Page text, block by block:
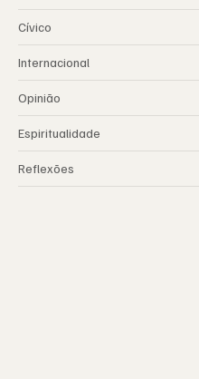
Cívico
Internacional
Opinião
Espiritualidade
Reflexões